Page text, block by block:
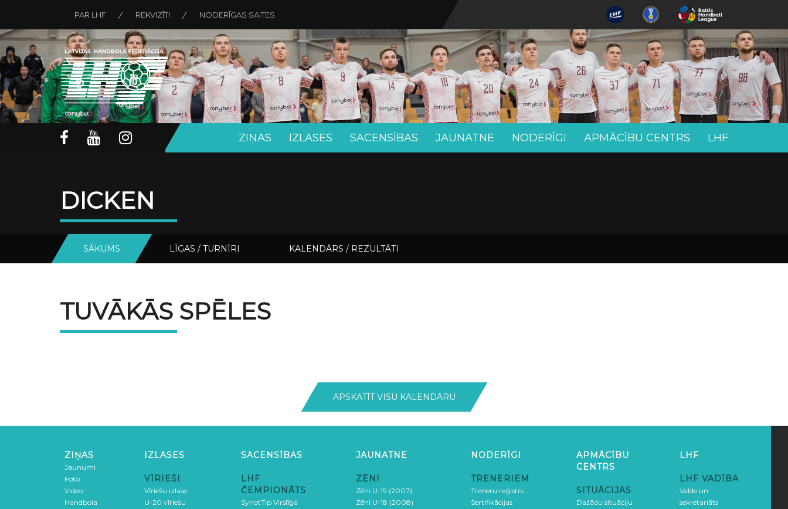
PAR LHF REKVIZĪTI NODERĪGAS SAITES
ZIŅAS IZLASES SACENSĪBAS JAUNATNE NODERĪGI APMĀCĪBU CENTRS LHF
DICKEN
SĀKUMS LĪGAS / TURNĪRI KALENDĀRS / REZULTĀTI
TUVĀKĀS SPĒLES
APSKATĪT VISU KALENDĀRU
ZIŅAS
Jaunumi
Foto
Video
Handbola
IZLASES
VĪRIEŠI
Vīriešu izlase
U-20 vīriešu
SACENSĪBAS
LHF
ČEMPIONĀTS
SynotTip Virslīga
JAUNATNE
ZĒNI
Zēni U-19 (2007)
Zēni U-18 (2008)
NODERĪGI
TRENERIEM
Treneru reģistrs
Sertifikācijas
APMĀCĪBU
CENTRS
SITUĀCIJAS
Dažādu situāciju
LHF
LHF VADĪBA
Valde un
sekretariāts